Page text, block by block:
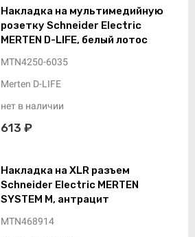
Накладка на мультимедийную
розетку Schneider Electric
MERTEN D-LIFE, белый лотос
MTN4250-6035
Merten D-LIFE
нет в наличии
613 ₽
Накладка на XLR разъем
Schneider Electric MERTEN
SYSTEM M, антрацит
MTN468914